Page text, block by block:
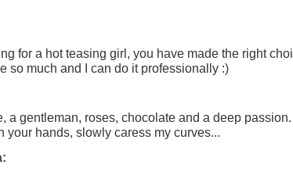
you have made the right choice, I am a very sociable person and I like to involve in
so much and I can do it professionally :)
a gentleman, roses, chocolate and a deep
your hands, slowly caress my curves...